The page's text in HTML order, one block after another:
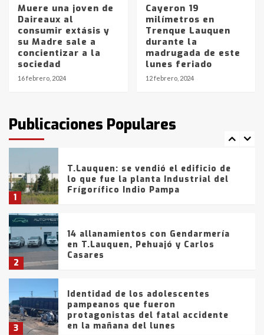
Muere una joven de
Daireaux al
consumir extásis y
su Madre sale a
concientizar a la
sociedad
16 febrero, 2024
Cayeron 19
milímetros en
Trenque Lauquen
durante la
madrugada de este
lunes feriado
12 febrero, 2024
Publicaciones Populares
6
La Bolsa de Cereales de Bahía
Blanca anticipa que Agosto vendrá
con lluvias y heladas, en gran parte
fueron detenidos por
comercialización de drogas en la
tarde del sábado
1
T.Lauquen: se vendió el edificio de
lo que fue la planta Industrial del
Frígorífico Indio Pampa
2
14 allanamientos con Gendarmería
en T.Lauquen, Pehuajó y Carlos
Casares
3
Identidad de los adolescentes
pampeanos que fueron
protagonistas del fatal accidente
en la mañana del lunes